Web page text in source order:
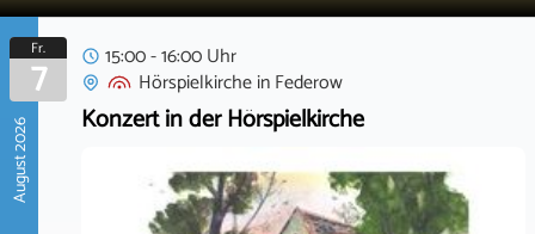
August 2026
Fr.
7
15:00 - 16:00 Uhr
HörspielkircheinFederow
Konzert in der Hörspielkirche